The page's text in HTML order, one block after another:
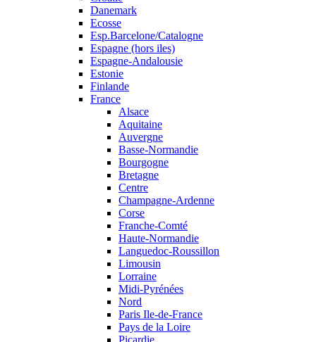
Danemark
Ecosse
Esp.Barcelone/Catalogne
Espagne (hors iles)
Espagne-Andalousie
Estonie
Finlande
France
Alsace
Aquitaine
Auvergne
Basse-Normandie
Bourgogne
Bretagne
Centre
Champagne-Ardenne
Corse
Franche-Comté
Haute-Normandie
Languedoc-Roussillon
Limousin
Lorraine
Midi-Pyrénées
Nord
Paris Ile-de-France
Pays de la Loire
Picardie